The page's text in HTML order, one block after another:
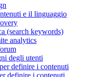
e il linguaggio
(search keywords)
analytics
degli utenti
definire i contenuti
definire i contenuti